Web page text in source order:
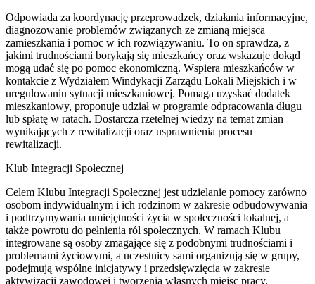
Odpowiada za koordynację przeprowadzek, działania informacyjne,
diagnozowanie problemów związanych ze zmianą miejsca
zamieszkania i pomoc w ich rozwiązywaniu. To on sprawdza, z
jakimi trudnościami borykają się mieszkańcy oraz wskazuje dokąd
mogą udać się po pomoc ekonomiczną. Wspiera mieszkańców w
kontakcie z Wydziałem Windykacji Zarządu Lokali Miejskich i w
uregulowaniu sytuacji mieszkaniowej. Pomaga uzyskać dodatek
mieszkaniowy, proponuje udział w programie odpracowania długu
lub spłatę w ratach. Dostarcza rzetelnej wiedzy na temat zmian
wynikających z rewitalizacji oraz usprawnienia procesu
rewitalizacji.
Klub Integracji Społecznej
Celem Klubu Integracji Społecznej jest udzielanie pomocy zarówno
osobom indywidualnym i ich rodzinom w zakresie odbudowywania
i podtrzymywania umiejętności życia w społeczności lokalnej, a
także powrotu do pełnienia ról społecznych. W ramach Klubu
integrowane są osoby zmagające się z podobnymi trudnościami i
problemami życiowymi, a uczestnicy sami organizują się w grupy,
podejmują wspólne inicjatywy i przedsięwzięcia w zakresie
aktywizacji zawodowej i tworzenia własnych miejsc pracy.